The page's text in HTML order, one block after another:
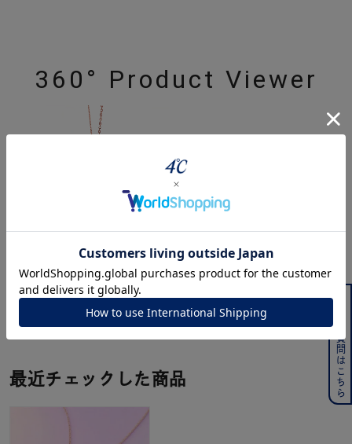
360° Product Viewer
最近チェックした商品 よくある質問はこちら